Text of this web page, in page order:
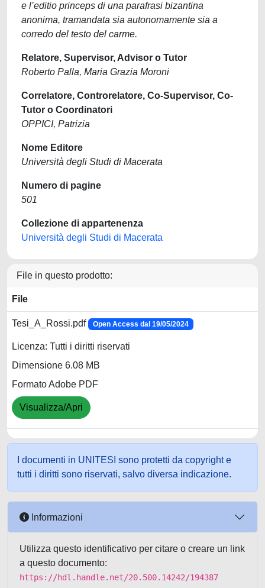
e l’editio princeps di una parafrasi bizantina
anonima, tramandata sia autonomamente sia a
corredo del testo del carme.
Relatore, Supervisor, Advisor o Tutor
Roberto Palla, Maria Grazia Moroni
Correlatore, Controrelatore, Co-Supervisor, Co-
Tutor o Coordinatori
OPPICI, Patrizia
Nome Editore
Università degli Studi di Macerata
Numero di pagine
501
Collezione di appartenenza
Università degli Studi di Macerata
File in questo prodotto:
File
Tesi_A_Rossi.pdf Open Access dal 19/05/2024
Licenza: Tutti i diritti riservati
Dimensione 6.08 MB
Formato Adobe PDF
Visualizza/Apri
I documenti in UNITESI sono protetti da copyright e
tutti i diritti sono riservati, salvo diversa indicazione.
Informazioni
Utilizza questo identificativo per citare o creare un link
a questo documento:
https://hdl.handle.net/20.500.14242/194387